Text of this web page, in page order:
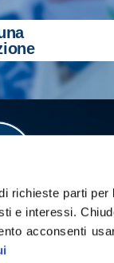
richieste parti per
e interessi.
acconsenti